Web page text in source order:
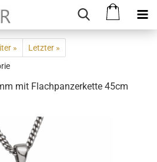
»
Letzter »
mit Flachpanzerkette 45cm